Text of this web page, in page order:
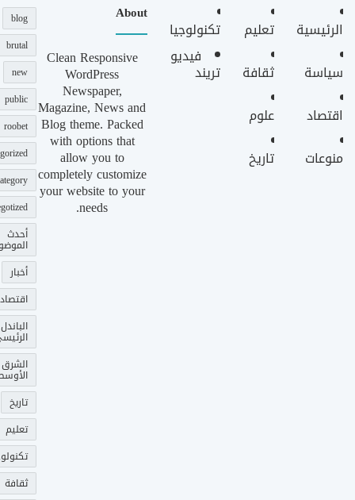
الرئيسية
سياسة
اقتصاد
منوعات
تعليم
ثقافة
علوم
تاريخ
تكنولوجيا
فيديو
تريند
About
Clean Responsive
WordPress
Newspaper,
Magazine, News and
Blog theme. Packed
with options that
allow you to
completely customize
your website to your
needs.
blog
brutal
new
public
roobet
أحدث
أخبار
اقتصاد
الباندل
الشرق
تاريخ
تعليم
ثقافة